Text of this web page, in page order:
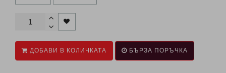
ДОБАВИ В КОЛИЧКАТА БЪРЗА ПОРЪЧКА